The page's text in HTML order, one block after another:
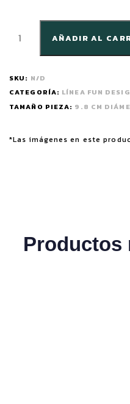
AÑADIR AL
SKU: N/D
CATEGORÍA: LÍNEA FUN
TAMAÑO PIEZA: 9.8 CM
*Las imágenes en este
Productos